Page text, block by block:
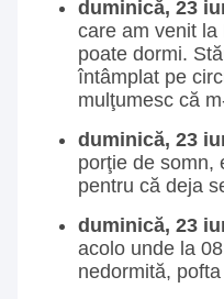
duminică, 23
care am venit
poate dormi.
întâmplat pe
mulţumesc că
duminică, 23
porţie de somn,
pentru că deja
duminică, 23
acolo unde la
nedormită,